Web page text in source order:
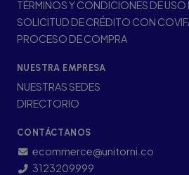
TÉRMINOS Y CONDICIONES DE USO
SOLICITUD DE CRÉDITO CON
PROCESO DE COMPRA
NUESTRA EMPRESA
NUESTRAS SEDES
DIRECTORIO
CONTÁCTANOS
ecommerce@unitorni.co
3123209999